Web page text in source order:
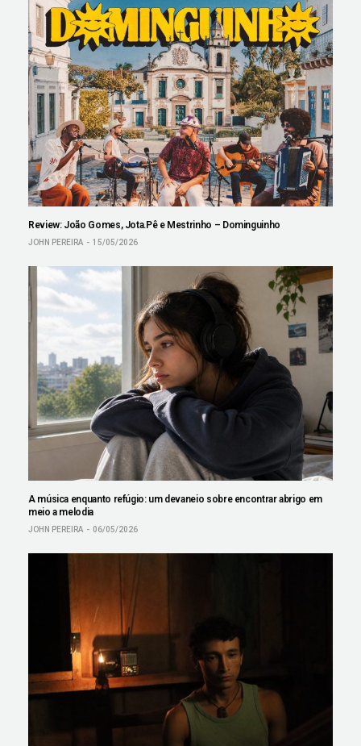
Review: João Gomes, Jota.Pê e Mestrinho – Dominguinho
JOHN PEREIRA 15/05/2026
A música enquanto refúgio: um devaneio sobre encontrar abrigo em
meio a melodia
JOHN PEREIRA 06/05/2026